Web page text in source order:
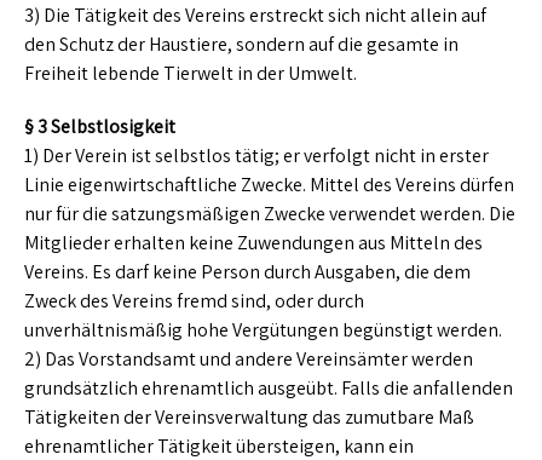
3) Die Tätigkeit des Vereins erstreckt sich nicht allein auf
den Schutz der Haustiere, sondern auf die gesamte in
Freiheit lebende Tierwelt in der Umwelt.
§ 3 Selbstlosigkeit
1) Der Verein ist selbstlos tätig; er verfolgt nicht in erster
Linie eigenwirtschaftliche Zwecke. Mittel des Vereins dürfen
nur für die satzungsmäßigen Zwecke verwendet werden. Die
Mitglieder erhalten keine Zuwendungen aus Mitteln des
Vereins. Es darf keine Person durch Ausgaben, die dem
Zweck des Vereins fremd sind, oder durch
unverhältnismäßig hohe Vergütungen begünstigt werden.
2) Das Vorstandsamt und andere Vereinsämter werden
grundsätzlich ehrenamtlich ausgeübt. Falls die anfallenden
Tätigkeiten der Vereinsverwaltung das zumutbare Maß
ehrenamtlicher Tätigkeit übersteigen, kann ein